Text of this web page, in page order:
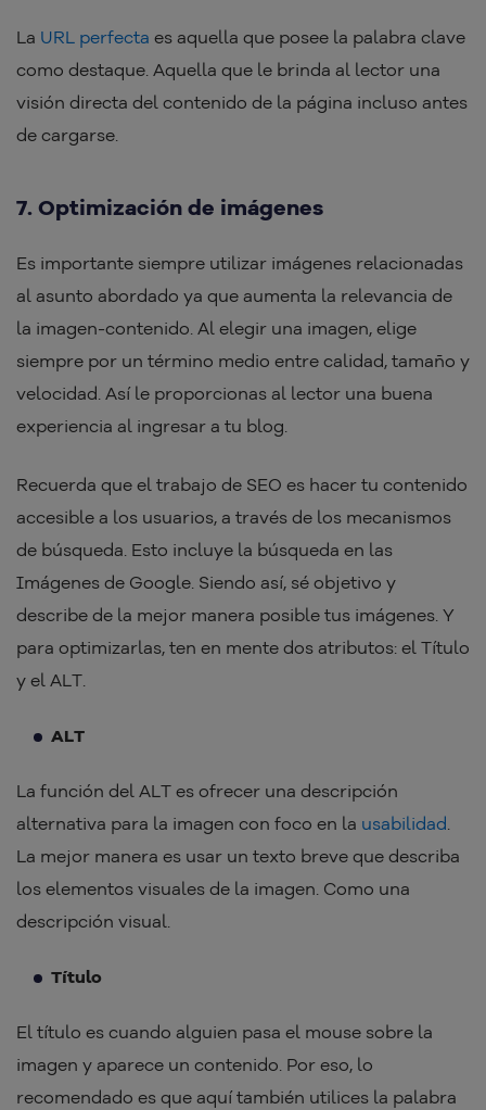
La URL perfecta es aquella que posee la palabra clave
como destaque. Aquella que le brinda al lector una
visión directa del contenido de la página incluso antes
de cargarse.
7. Optimización de imágenes
Es importante siempre utilizar imágenes relacionadas
al asunto abordado ya que aumenta la relevancia de
la imagen-contenido. Al elegir una imagen, elige
siempre por un término medio entre calidad, tamaño y
velocidad. Así le proporcionas al lector una buena
experiencia al ingresar a tu blog.
Recuerda que el trabajo de SEO es hacer tu contenido
accesible a los usuarios, a través de los mecanismos
de búsqueda. Esto incluye la búsqueda en las
Imágenes de Google. Siendo así, sé objetivo y
describe de la mejor manera posible tus imágenes. Y
para optimizarlas, ten en mente dos atributos: el Título
y el ALT.
ALT
La función del ALT es ofrecer una descripción
alternativa para la imagen con foco en la usabilidad.
La mejor manera es usar un texto breve que describa
los elementos visuales de la imagen. Como una
descripción visual.
Título
El título es cuando alguien pasa el mouse sobre la
imagen y aparece un contenido. Por eso, lo
recomendado es que aquí también utilices la palabra